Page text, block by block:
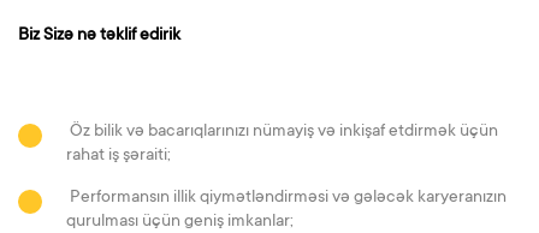
Biz Sizə nə təklif edirik
Öz bilik və bacarıqlarınızı nümayiş və inkişaf etdirmək üçün
rahat iş şəraiti;
Performansın illik qiymətləndirməsi və gələcək karyeranızın
qurulması üçün geniş imkanlar;